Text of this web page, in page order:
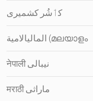
کٲشُر كشميرى
الماليالامية (മലയാളം ‎
नेपाली نيبالى
मराठी ماراثى